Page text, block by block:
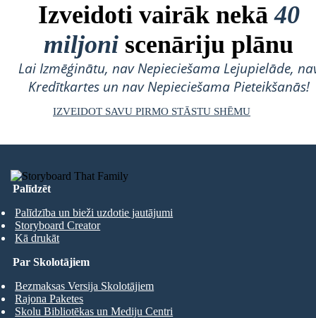
Izveidoti vairāk nekā40
miljoni scenāriju plānu
Lai Izmēģinātu, nav Nepieciešama Lejupielāde,
Kredītkartes un nav Nepieciešama Pieteikšanās!
IZVEIDOT SAVU PIRMO STĀSTU SHĒMU
Palīdzēt
Palīdzība un bieži uzdotie jautājumi
Storyboard Creator
Kā drukāt
Par Skolotājiem
Bezmaksas Versija Skolotājiem
Rajona Paketes
Skolu Bibliotēkas un Mediju Centri